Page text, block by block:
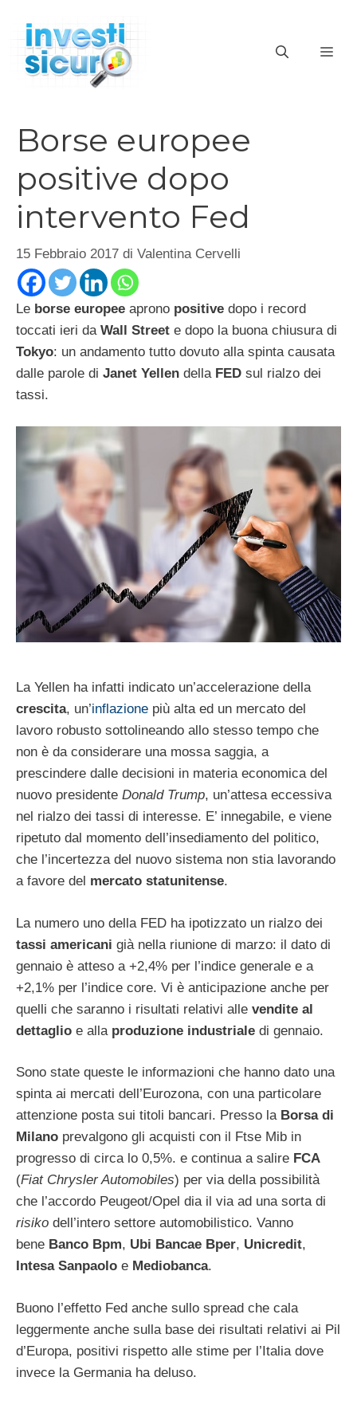
contenuto
Borse europee
positive dopo
intervento Fed
15 Febbraio 2017 di Valentina Cervelli
Le borse europee aprono positive dopo i record
toccati ieri daWall Street e dopo la buona chiusura di
Tokyo: un andamento tutto dovuto alla spinta causata
dalle parole di Janet Yellen della FED sul rialzo dei
tassi.
La Yellen ha infatti indicato un’accelerazione della
crescita, un’inflazione più alta ed un mercato del
lavoro robusto sottolineando allo stesso tempo che
non è da considerare una mossa saggia, a
prescindere dalle decisioni in materia economica del
nuovo presidente Donald Trump, un’attesa eccessiva
nel rialzo dei tassi di interesse. E’ innegabile, e viene
ripetuto dal momento dell’insediamento del politico,
che l’incertezza del nuovo sistema non stia lavorando
a favore del mercato statunitense.
La numero uno della FED ha ipotizzato un rialzo dei
tassi americani già nella riunione di marzo: il dato di
gennaio è atteso a +2,4% per l’indice generale e a
+2,1% per l’indice core. Vi è anticipazione anche per
quelli che saranno i risultati relativi alle vendite al
dettaglio e alla produzione industriale di gennaio.
Sono state queste le informazioni che hanno dato una
spinta ai mercati dell’Eurozona, con una particolare
attenzione posta sui titoli bancari. Presso la Borsa di
Milano prevalgono gli acquisti con il Ftse Mib in
progresso di circa lo 0,5%. e continua a salire FCA
(Fiat Chrysler Automobiles) per via della possibilità
che l’accordo Peugeot/Opel dia il via ad una sorta di
risiko dell’intero settore automobilistico. Vanno
bene Banco Bpm, Ubi Bancae Bper, Unicredit,
Intesa Sanpaolo e Mediobanca.
Buono l’effetto Fed anche sullo spread che cala
leggermente anche sulla base dei risultati relativi ai Pil
d’Europa, positivi rispetto alle stime per l’Italia dove
invece la Germania ha deluso.